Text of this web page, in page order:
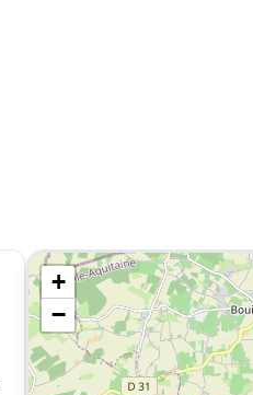
+
−